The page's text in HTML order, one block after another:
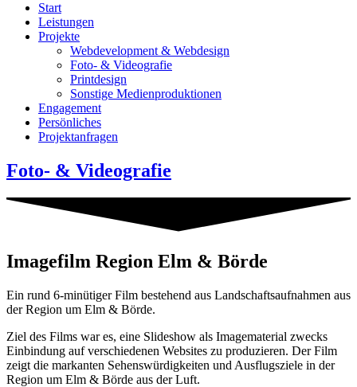
Start
Leistungen
Projekte
Webdevelopment & Webdesign
Foto- & Videografie
Printdesign
Sonstige Medienproduktionen
Engagement
Persönliches
Projektanfragen
Foto- & Videografie
Imagefilm Region Elm & Börde
Ein rund 6-minütiger Film bestehend aus Landschaftsaufnahmen aus
der Region um Elm & Börde.
Ziel des Films war es, eine Slideshow als Imagematerial zwecks
Einbindung auf verschiedenen Websites zu produzieren. Der Film
zeigt die markanten Sehenswürdigkeiten und Ausflugsziele in der
Region um Elm & Börde aus der Luft.